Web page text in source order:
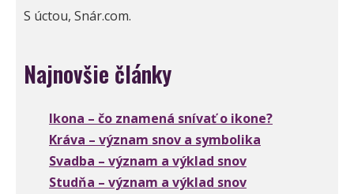
S úctou, Snár.com.
Najnovšie články
Ikona – čo znamená snívať o ikone?
Kráva – význam snov a symbolika
Svadba – význam a výklad snov
Studňa – význam a výklad snov